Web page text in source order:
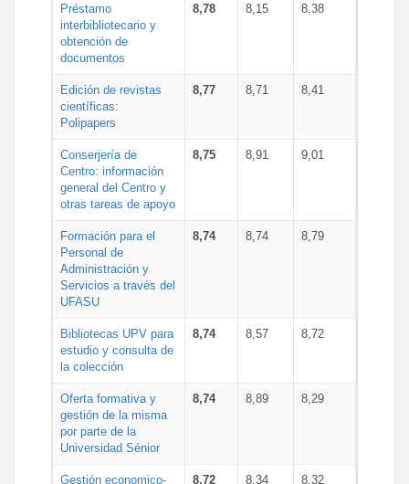
Préstamo
interbibliotecario y
obtención de
documentos
8,78 8,15 8,38
Edición de revistas
científicas:
Polipapers
8,77 8,71 8,41
Conserjería de
Centro: información
general del Centro y
otras tareas de apoyo
8,75 8,91 9,01
Formación para el
Personal de
Administración y
Servicios a través del
UFASU
8,74 8,74 8,79
Bibliotecas UPV para
estudio y consulta de
la colección
8,74 8,57 8,72
Oferta formativa y
gestión de la misma
por parte de la
Universidad Sénior
8,74 8,89 8,29
Gestión economico- 8,72 8,34 8,32